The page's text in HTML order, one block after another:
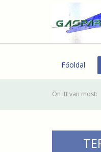
Főoldal
Ön itt van most: